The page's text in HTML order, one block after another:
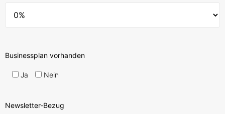
Businessplan vorhanden
Ja Nein
Newsletter-Bezug